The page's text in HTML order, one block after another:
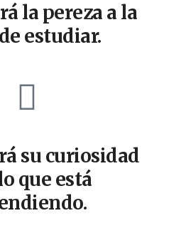
la pereza a la
estudiar.
su curiosidad
que está